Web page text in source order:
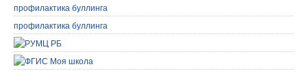
профилактика буллинга
профилактика буллинга